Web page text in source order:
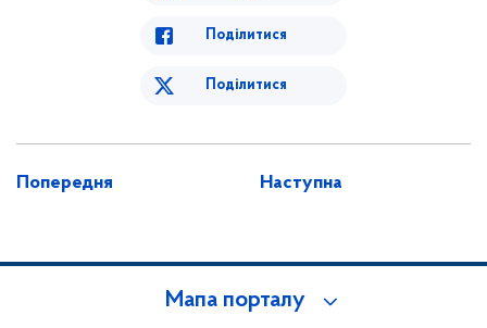
Поділитися
Поділитися
Попередня Наступна
Мапа порталу